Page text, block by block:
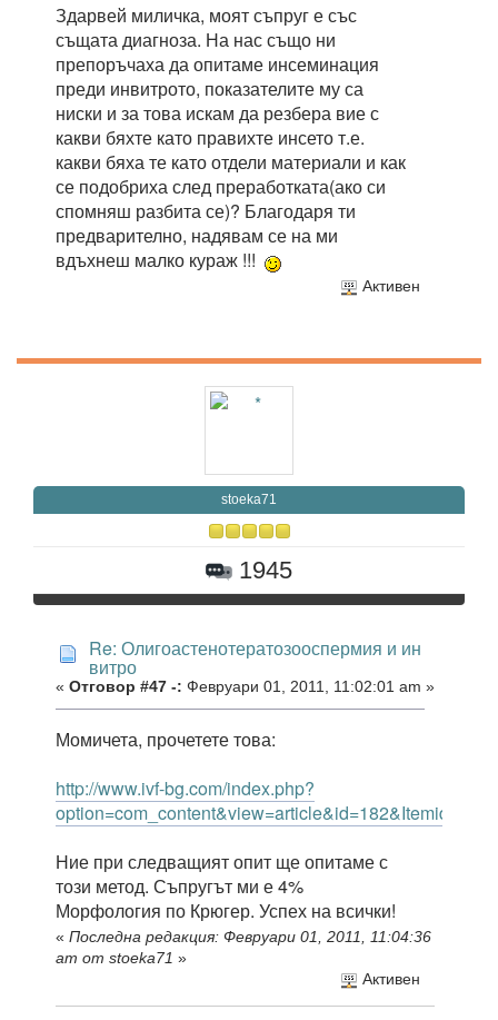
Здарвей миличка, моят съпруг е със
същата диагноза. На нас също ни
препоръчаха да опитаме инсеминация
преди инвитрото, показателите му са
ниски и за това искам да резбера вие с
какви бяхте като правихте инсето т.е.
какви бяха те като отдели материали и как
се подобриха след преработката(ако си
спомняш разбита се)? Благодаря ти
предварително, надявам се на ми
вдъхнеш малко кураж !!!
Активен
stoeka71
1945
Re: Олигоастенотератозооспермия и ин
витро
« Отговор #47 -: Февруари 01, 2011, 11:02:01 am »
Момичета, прочетете това:
http://www.ivf-bg.com/index.php?
Ние при следващият опит ще опитаме с
този метод. Съпругът ми е 4%
Морфология по Крюгер. Успех на всички!
« Последна редакция: Февруари 01, 2011, 11:04:36
am от stoeka71 »
Активен